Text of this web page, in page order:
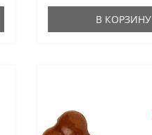
В КОРЗИНУ